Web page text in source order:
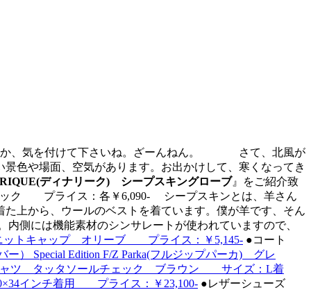
気を付けて下さいね。ざーんねん。
さて、北風が
色や場面、空気があります。お出かけして、寒くなってき
ディナリーク) シープスキングローブ』をご紹介致
ク プライス：各￥6,090- シープスキンとは、羊さん
上から、ウールのベストを着ています。僕が羊です、そん
側には機能素材のシンサレートが使われていますので、
ットキャップ オリーブ プライス：￥5,145- ●コート
ー） Special Edition F/Z Parka(フルジップパーカ) グレ
シャツ タッタソールチェック ブラウン サイズ：L着
インチ着用 プライス：￥23,100- ●レザーシューズ